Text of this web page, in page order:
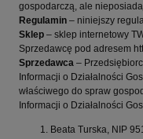
gospodarczą, ale
Regulamin – niniejszy
Sklep – sklep internetowy
Sprzedawcę pod adresem
Sprzedawca –
Informacji o Działalności
właściwego do spraw
Informacji o Działalności
Beata Turska, NIP